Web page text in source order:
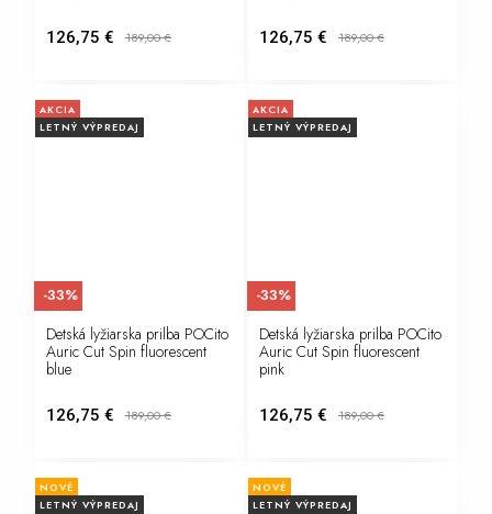
126,75 € 189,00€ 126,75 € 189,00€
AKCIA
LETNÝ VÝPREDAJ
Detská lyžiarska prilba POCito
Auric Cut Spin fluorescent
blue
126,75 € 189,00€
-33%
AKCIA
LETNÝ VÝPREDAJ
Detská lyžiarska prilba POCito
Auric Cut Spin fluorescent
pink
126,75 € 189,00€
-33%
NOVÉ
LETNÝ VÝPREDAJ
NOVÉ
LETNÝ VÝPREDAJ